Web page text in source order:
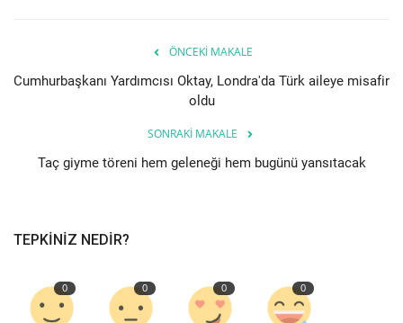
ÖNCEKI MAKALE
Cumhurbaşkanı Yardımcısı Oktay, Londra'da Türk aileye misafir
oldu
SONRAKI MAKALE
Taç giyme töreni hem geleneği hem bugünü yansıtacak
TEPKINIZ NEDIR?
0 0 0 0